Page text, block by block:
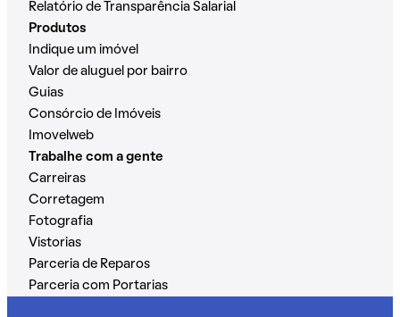
Relatório de Transparência Salarial
Produtos
Indique um imóvel
Valor de aluguel por bairro
Guias
Consórcio de Imóveis
Imovelweb
Trabalhe com a gente
Carreiras
Corretagem
Fotografia
Vistorias
Parceria de Reparos
Parceria com Portarias